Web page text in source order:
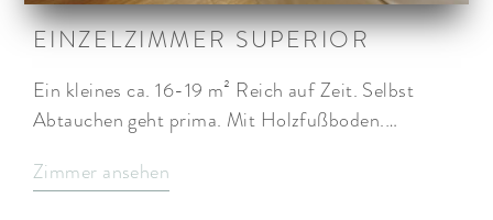
EINZELZIMMER SUPERIOR
Ein kleines ca. 16-19 m² Reich auf Zeit. Selbst
Abtauchen geht prima. Mit Holzfußboden.…
Zimmer ansehen